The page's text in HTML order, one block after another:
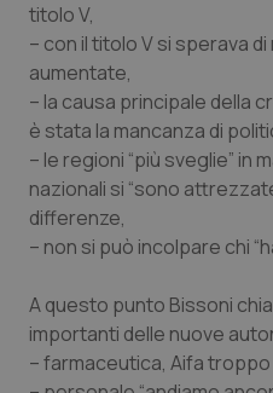
titolo V,
– con il titolo V si sperava
aumentate,
– la causa principale della
è stata la mancanza di
– le regioni “più sveglie” in
nazionali si “sono
differenze,
– non si può incolpare chi
A questo punto Bissoni
importanti delle nuove
– farmaceutica, Aifa